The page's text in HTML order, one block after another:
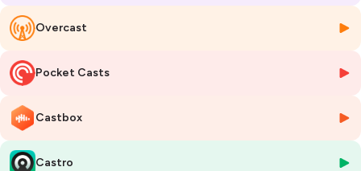
conseils, d'authenticité, de sortie de zone de confort. Vois ces
épisodes comme ton mindset booster de la semaine, qui vient te
prouver que TOUT est possible. 💥
Si toi aussi tu as un récit de voyage à raconter, contacte moi sur
Hébergé par Ausha. Visitez
pour plus d'informations.
Overcast
Pocket Casts
Castbox
Castro